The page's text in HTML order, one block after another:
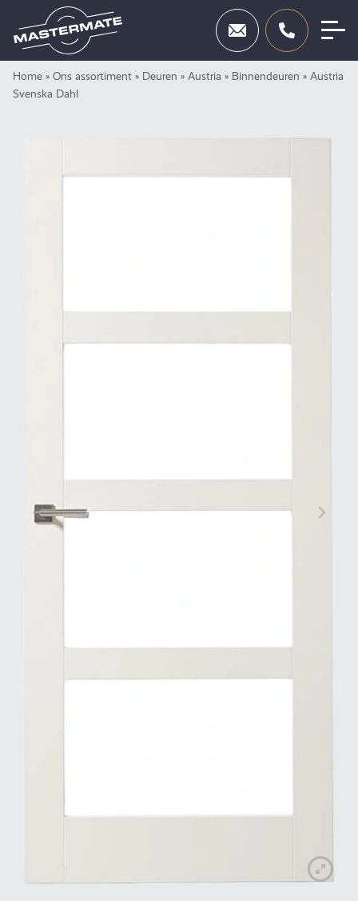
Skip
to
Deuren
Home » Ons assortiment » Deuren » Austria » Binnendeuren » Austria
Svenska Dahl